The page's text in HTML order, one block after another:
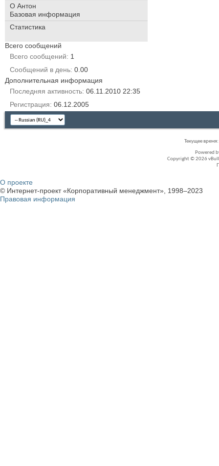
О Антон
Базовая информация
Статистика
Всего сообщений
Всего сообщений
1
Сообщений в день 0.00
Дополнительная информация
Последняя активность 06.11.2010 22:35
Регистрация 06.12.2005
Текущее время:
Powered
Copyright © 2026
О проекте
© Интернет-проект «Корпоративный менеджмент», 1998–2023
Правовая информация